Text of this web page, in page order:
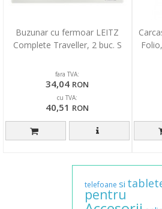
Buzunar cu fermoar LEITZ
Complete Traveller, 2 buc. S
fara TVA:
34,04 RON
cu TVA:
40,51 RON
telefoane si
pentru